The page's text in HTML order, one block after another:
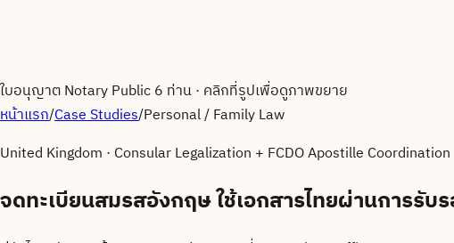
ใบอนุญาต Notary Public 6 ท่าน· คลิกที่รูปเพื่อดูภาพขยาย
หน้าแรก/Case Studies/Personal / Family Law
United Kingdom · Consular Legalization + FCDO Apostille Coordination
จดทะเบียนสมรสอังกฤษ ใช้เอกสารไทยผ่านการรั